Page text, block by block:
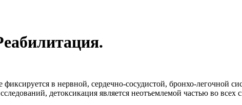
в нервной, сердечно-сосудистой, бронхо-легочной
детоксикация является неотъемлемой частью во всех